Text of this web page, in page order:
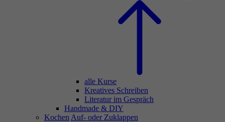
alle Kurse
Kreatives Schreiben
Literatur im Gespräch
Handmade & DIY
Kochen Auf- oder Zuklappen